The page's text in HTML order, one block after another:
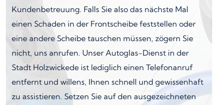
Kundenbetreuung. Falls Sie also das nächste Mal
einen Schaden in der Frontscheibe feststellen oder
eine andere Scheibe tauschen müssen, zögern Sie
nicht, uns anrufen. Unser Autoglas-Dienst in der
Stadt Holzwickede ist lediglich einen Telefonanruf
entfernt und willens, Ihnen schnell und gewissenhaft
zu assistieren. Setzen Sie auf den ausgezeichneten